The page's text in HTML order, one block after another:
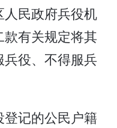
民政府兵役机
有关规定将其
役、不得服兵
记的公民户籍